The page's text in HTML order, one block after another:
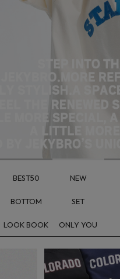
BEST50 NEW
BOTTOM SET
LOOK BOOK ONLY YOU